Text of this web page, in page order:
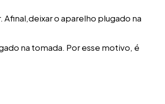
o aparelho plugado na
na tomada. Por esse motivo, é